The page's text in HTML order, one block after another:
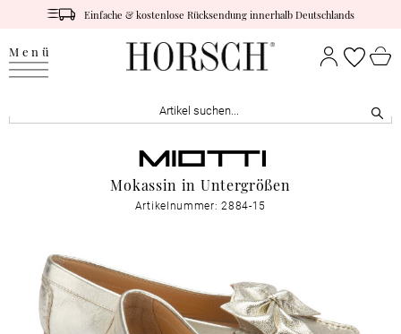
Einfache & kostenlose Rücksendung innerhalb Deutschlands
Menü
Mokassin in Untergrößen
Artikelnummer: 2884-15